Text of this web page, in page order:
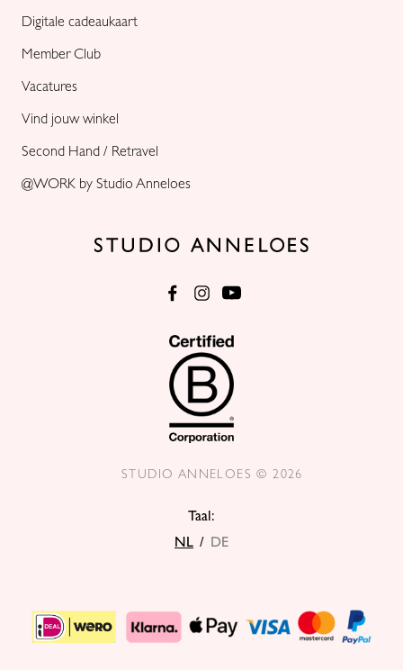
Digitale cadeaukaart
Member Club
Vacatures
Vind jouw winkel
Second Hand / Retravel
@WORK by Studio Anneloes
Taal:
NL / DE
STUDIO ANNELOES © 2026